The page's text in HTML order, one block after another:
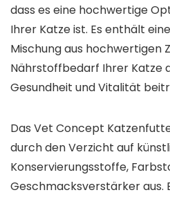
dass es eine hochwertige
Ihrer Katze ist. Es enthält
Mischung aus hochwertigen
Nährstoffbedarf Ihrer Katze
Gesundheit und Vitalität
Das Vet Concept
durch den Verzicht auf
Konservierungsstoffe,
Geschmacksverstärker aus.